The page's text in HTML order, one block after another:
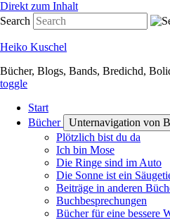
Direkt zum Inhalt
Search
Heiko Kuschel
Bücher, Blogs, Bands, Bredichd,
toggle
Start
Bücher
Unternavigation von
Plötzlich bist du da
Ich bin Mose
Die Ringe sind im Auto
Die Sonne ist ein
Beiträge in anderen
Buchbesprechungen
Bücher für eine bessere